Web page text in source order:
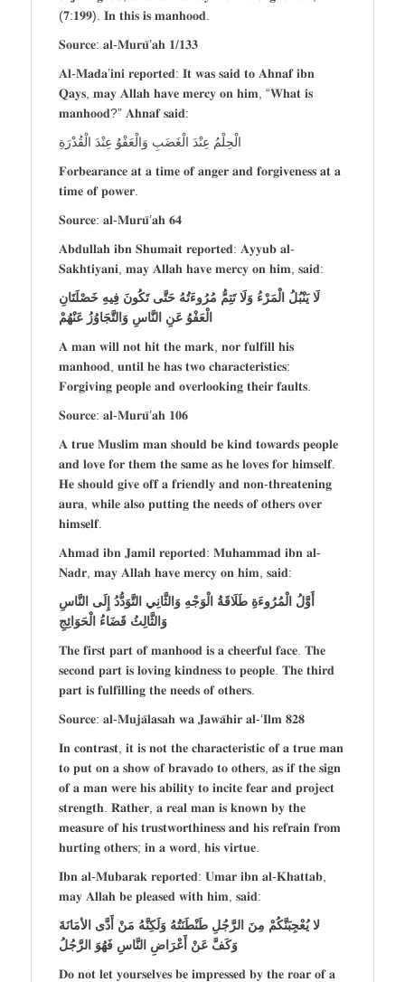
(𝟕:𝟏𝟗𝟗). 𝐈𝐧 𝐭𝐡𝐢𝐬 𝐢𝐬 𝐦𝐚𝐧𝐡𝐨𝐨𝐝.
𝐒𝐨𝐮𝐫𝐜𝐞: 𝐚𝐥-𝐌𝐮𝐫𝐮̄’𝐚𝐡 𝟏/𝟏𝟑𝟑
𝐀𝐥-𝐌𝐚𝐝𝐚’𝐢𝐧𝐢 𝐫𝐞𝐩𝐨𝐫𝐭𝐞𝐝: 𝐈𝐭 𝐰𝐚𝐬 𝐬𝐚𝐢𝐝 𝐭𝐨 𝐀𝐡𝐧𝐚𝐟 𝐢𝐛𝐧
𝐐𝐚𝐲𝐬, 𝐦𝐚𝐲 𝐀𝐥𝐥𝐚𝐡 𝐡𝐚𝐯𝐞 𝐦𝐞𝐫𝐜𝐲 𝐨𝐧 𝐡𝐢𝐦, “𝐖𝐡𝐚𝐭 𝐢𝐬
𝐦𝐚𝐧𝐡𝐨𝐨𝐝?” 𝐀𝐡𝐧𝐚𝐟 𝐬𝐚𝐢𝐝:
الْحِلْمُ عِنْدَ الْغَضَبِ وَالْعَفْوُ عِنْدَ الْقُدْرَةِ
𝐅𝐨𝐫𝐛𝐞𝐚𝐫𝐚𝐧𝐜𝐞 𝐚𝐭 𝐚 𝐭𝐢𝐦𝐞 𝐨𝐟 𝐚𝐧𝐠𝐞𝐫 𝐚𝐧𝐝 𝐟𝐨𝐫𝐠𝐢𝐯𝐞𝐧𝐞𝐬𝐬 𝐚𝐭 𝐚
𝐭𝐢𝐦𝐞 𝐨𝐟 𝐩𝐨𝐰𝐞𝐫.
𝐒𝐨𝐮𝐫𝐜𝐞: 𝐚𝐥-𝐌𝐮𝐫𝐮̄’𝐚𝐡 𝟔𝟒
𝐀𝐛𝐝𝐮𝐥𝐥𝐚𝐡 𝐢𝐛𝐧 𝐒𝐡𝐮𝐦𝐚𝐢𝐭 𝐫𝐞𝐩𝐨𝐫𝐭𝐞𝐝: 𝐀𝐲𝐲𝐮𝐛 𝐚𝐥-
𝐒𝐚𝐤𝐡𝐭𝐢𝐲𝐚𝐧𝐢, 𝐦𝐚𝐲 𝐀𝐥𝐥𝐚𝐡 𝐡𝐚𝐯𝐞 𝐦𝐞𝐫𝐜𝐲 𝐨𝐧 𝐡𝐢𝐦, 𝐬𝐚𝐢𝐝:
لَا يَنْبُلُ الْمَرْءُ وَلَا تَتِمُّ مُرُوءَتُهُ حَتَّى تَكُونَ فِيهِ خَصْلَتَانِ
الْعَفْوُ عَنِ النَّاسِ وَالتَّجَاوُزُ عَنْهُمْ
𝐀 𝐦𝐚𝐧 𝐰𝐢𝐥𝐥 𝐧𝐨𝐭 𝐡𝐢𝐭 𝐭𝐡𝐞 𝐦𝐚𝐫𝐤, 𝐧𝐨𝐫 𝐟𝐮𝐥𝐟𝐢𝐥𝐥 𝐡𝐢𝐬
𝐦𝐚𝐧𝐡𝐨𝐨𝐝, 𝐮𝐧𝐭𝐢𝐥 𝐡𝐞 𝐡𝐚𝐬 𝐭𝐰𝐨 𝐜𝐡𝐚𝐫𝐚𝐜𝐭𝐞𝐫𝐢𝐬𝐭𝐢𝐜𝐬:
𝐅𝐨𝐫𝐠𝐢𝐯𝐢𝐧𝐠 𝐩𝐞𝐨𝐩𝐥𝐞 𝐚𝐧𝐝 𝐨𝐯𝐞𝐫𝐥𝐨𝐨𝐤𝐢𝐧𝐠 𝐭𝐡𝐞𝐢𝐫 𝐟𝐚𝐮𝐥𝐭𝐬.
𝐒𝐨𝐮𝐫𝐜𝐞: 𝐚𝐥-𝐌𝐮𝐫𝐮̄’𝐚𝐡 𝟏𝟎𝟔
𝐀 𝐭𝐫𝐮𝐞 𝐌𝐮𝐬𝐥𝐢𝐦 𝐦𝐚𝐧 𝐬𝐡𝐨𝐮𝐥𝐝 𝐛𝐞 𝐤𝐢𝐧𝐝 𝐭𝐨𝐰𝐚𝐫𝐝𝐬 𝐩𝐞𝐨𝐩𝐥𝐞
𝐚𝐧𝐝 𝐥𝐨𝐯𝐞 𝐟𝐨𝐫 𝐭𝐡𝐞𝐦 𝐭𝐡𝐞 𝐬𝐚𝐦𝐞 𝐚𝐬 𝐡𝐞 𝐥𝐨𝐯𝐞𝐬 𝐟𝐨𝐫 𝐡𝐢𝐦𝐬𝐞𝐥𝐟.
𝐇𝐞 𝐬𝐡𝐨𝐮𝐥𝐝 𝐠𝐢𝐯𝐞 𝐨𝐟𝐟 𝐚 𝐟𝐫𝐢𝐞𝐧𝐝𝐥𝐲 𝐚𝐧𝐝 𝐧𝐨𝐧-𝐭𝐡𝐫𝐞𝐚𝐭𝐞𝐧𝐢𝐧𝐠
𝐚𝐮𝐫𝐚, 𝐰𝐡𝐢𝐥𝐞 𝐚𝐥𝐬𝐨 𝐩𝐮𝐭𝐭𝐢𝐧𝐠 𝐭𝐡𝐞 𝐧𝐞𝐞𝐝𝐬 𝐨𝐟 𝐨𝐭𝐡𝐞𝐫𝐬 𝐨𝐯𝐞𝐫
𝐡𝐢𝐦𝐬𝐞𝐥𝐟.
𝐀𝐡𝐦𝐚𝐝 𝐢𝐛𝐧 𝐉𝐚𝐦𝐢𝐥 𝐫𝐞𝐩𝐨𝐫𝐭𝐞𝐝: 𝐌𝐮𝐡𝐚𝐦𝐦𝐚𝐝 𝐢𝐛𝐧 𝐚𝐥-
𝐍𝐚𝐝𝐫, 𝐦𝐚𝐲 𝐀𝐥𝐥𝐚𝐡 𝐡𝐚𝐯𝐞 𝐦𝐞𝐫𝐜𝐲 𝐨𝐧 𝐡𝐢𝐦, 𝐬𝐚𝐢𝐝:
أَوَّلُ الْمُرُوءَةِ طَلَاقَةُ الْوَجْهِ وَالثَّانِي التَّوَدُّدُ إِلَى النَّاسِ
وَالثَّالِثُ قَضَاءُ الْحَوَائِجِ
𝐓𝐡𝐞 𝐟𝐢𝐫𝐬𝐭 𝐩𝐚𝐫𝐭 𝐨𝐟 𝐦𝐚𝐧𝐡𝐨𝐨𝐝 𝐢𝐬 𝐚 𝐜𝐡𝐞𝐞𝐫𝐟𝐮𝐥 𝐟𝐚𝐜𝐞. 𝐓𝐡𝐞
𝐬𝐞𝐜𝐨𝐧𝐝 𝐩𝐚𝐫𝐭 𝐢𝐬 𝐥𝐨𝐯𝐢𝐧𝐠 𝐤𝐢𝐧𝐝𝐧𝐞𝐬𝐬 𝐭𝐨 𝐩𝐞𝐨𝐩𝐥𝐞. 𝐓𝐡𝐞 𝐭𝐡𝐢𝐫𝐝
𝐩𝐚𝐫𝐭 𝐢𝐬 𝐟𝐮𝐥𝐟𝐢𝐥𝐥𝐢𝐧𝐠 𝐭𝐡𝐞 𝐧𝐞𝐞𝐝𝐬 𝐨𝐟 𝐨𝐭𝐡𝐞𝐫𝐬.
𝐒𝐨𝐮𝐫𝐜𝐞: 𝐚𝐥-𝐌𝐮𝐣𝐚̄𝐥𝐚𝐬𝐚𝐡 𝐰𝐚 𝐉𝐚𝐰𝐚̄𝐡𝐢𝐫 𝐚𝐥-‘𝐈𝐥𝐦 𝟖𝟐𝟖
𝐈𝐧 𝐜𝐨𝐧𝐭𝐫𝐚𝐬𝐭, 𝐢𝐭 𝐢𝐬 𝐧𝐨𝐭 𝐭𝐡𝐞 𝐜𝐡𝐚𝐫𝐚𝐜𝐭𝐞𝐫𝐢𝐬𝐭𝐢𝐜 𝐨𝐟 𝐚 𝐭𝐫𝐮𝐞 𝐦𝐚𝐧
𝐭𝐨 𝐩𝐮𝐭 𝐨𝐧 𝐚 𝐬𝐡𝐨𝐰 𝐨𝐟 𝐛𝐫𝐚𝐯𝐚𝐝𝐨 𝐭𝐨 𝐨𝐭𝐡𝐞𝐫𝐬, 𝐚𝐬 𝐢𝐟 𝐭𝐡𝐞 𝐬𝐢𝐠𝐧
𝐨𝐟 𝐚 𝐦𝐚𝐧 𝐰𝐞𝐫𝐞 𝐡𝐢𝐬 𝐚𝐛𝐢𝐥𝐢𝐭𝐲 𝐭𝐨 𝐢𝐧𝐜𝐢𝐭𝐞 𝐟𝐞𝐚𝐫 𝐚𝐧𝐝 𝐩𝐫𝐨𝐣𝐞𝐜𝐭
𝐬𝐭𝐫𝐞𝐧𝐠𝐭𝐡. 𝐑𝐚𝐭𝐡𝐞𝐫, 𝐚 𝐫𝐞𝐚𝐥 𝐦𝐚𝐧 𝐢𝐬 𝐤𝐧𝐨𝐰𝐧 𝐛𝐲 𝐭𝐡𝐞
𝐦𝐞𝐚𝐬𝐮𝐫𝐞 𝐨𝐟 𝐡𝐢𝐬 𝐭𝐫𝐮𝐬𝐭𝐰𝐨𝐫𝐭𝐡𝐢𝐧𝐞𝐬𝐬 𝐚𝐧𝐝 𝐡𝐢𝐬 𝐫𝐞𝐟𝐫𝐚𝐢𝐧 𝐟𝐫𝐨𝐦
𝐡𝐮𝐫𝐭𝐢𝐧𝐠 𝐨𝐭𝐡𝐞𝐫𝐬; 𝐢𝐧 𝐚 𝐰𝐨𝐫𝐝, 𝐡𝐢𝐬 𝐯𝐢𝐫𝐭𝐮𝐞.
𝐈𝐛𝐧 𝐚𝐥-𝐌𝐮𝐛𝐚𝐫𝐚𝐤 𝐫𝐞𝐩𝐨𝐫𝐭𝐞𝐝: 𝐔𝐦𝐚𝐫 𝐢𝐛𝐧 𝐚𝐥-𝐊𝐡𝐚𝐭𝐭𝐚𝐛,
𝐦𝐚𝐲 𝐀𝐥𝐥𝐚𝐡 𝐛𝐞 𝐩𝐥𝐞𝐚𝐬𝐞𝐝 𝐰𝐢𝐭𝐡 𝐡𝐢𝐦, 𝐬𝐚𝐢𝐝:
لا يُعْجِبَنَّكُمْ مِنَ الرَّجُلِ طَنْطَنَتُهُ وَلَكِنَّهُ مَنْ أَدَّى الأمَانَةَ
وَكَفَّ عَنْ أَعْرَاضِ النَّاسِ فَهُوَ الرَّجُلُ
𝐃𝐨 𝐧𝐨𝐭 𝐥𝐞𝐭 𝐲𝐨𝐮𝐫𝐬𝐞𝐥𝐯𝐞𝐬 𝐛𝐞 𝐢𝐦𝐩𝐫𝐞𝐬𝐬𝐞𝐝 𝐛𝐲 𝐭𝐡𝐞 𝐫𝐨𝐚𝐫 𝐨𝐟 𝐚